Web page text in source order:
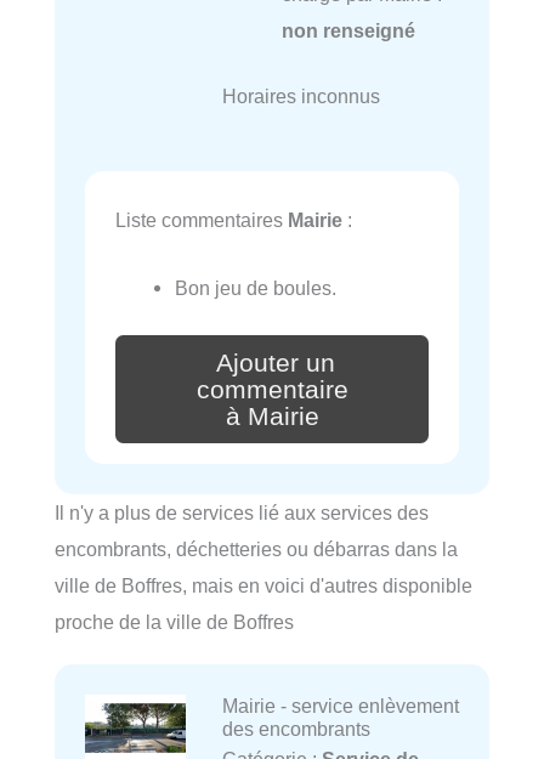
non renseigné
Horaires inconnus
Liste commentaires Mairie :
Bon jeu de boules.
Ajouter un
commentaire
à Mairie
Il n'y a plus de services lié aux services des
encombrants, déchetteries ou débarras dans la
ville de Boffres, mais en voici d'autres disponible
proche de la ville de Boffres
Mairie - service enlèvement
des encombrants